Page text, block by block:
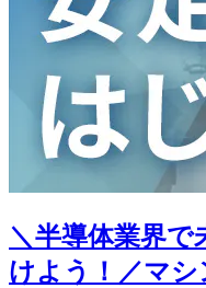
＼半導体業界で
けよう！／マ